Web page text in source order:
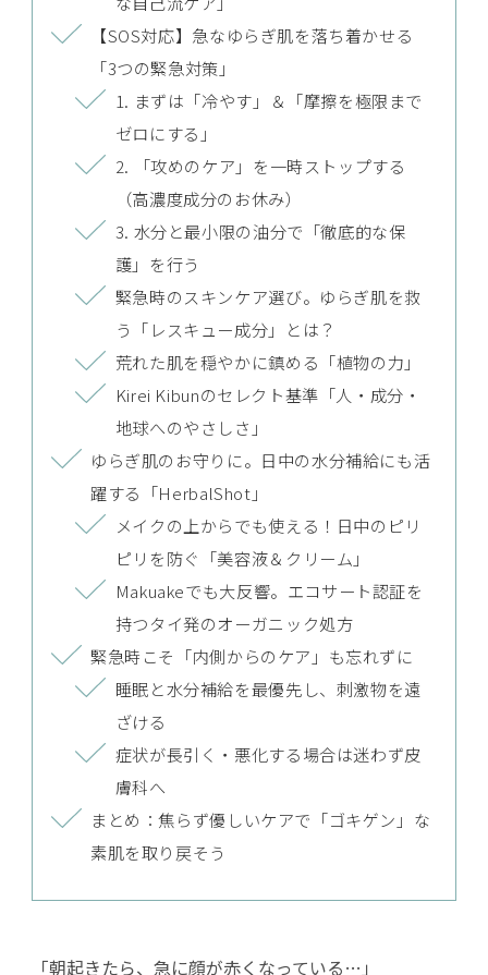
【SOS対応】急なゆらぎ肌を落ち着かせる
「3つの緊急対策」
1. まずは「冷やす」＆「摩擦を極限まで
ゼロにする」
2. 「攻めのケア」を一時ストップする
（高濃度成分のお休み）
3. 水分と最小限の油分で「徹底的な保
護」を行う
緊急時のスキンケア選び。ゆらぎ肌を救
う「レスキュー成分」とは？
荒れた肌を穏やかに鎮める「植物の力」
Kirei Kibunのセレクト基準「人・成分・
地球へのやさしさ」
ゆらぎ肌のお守りに。日中の水分補給にも活
躍する「HerbalShot」
メイクの上からでも使える！日中のピリ
ピリを防ぐ「美容液＆クリーム」
Makuakeでも大反響。エコサート認証を
持つタイ発のオーガニック処方
緊急時こそ「内側からのケア」も忘れずに
睡眠と水分補給を最優先し、刺激物を遠
ざける
症状が長引く・悪化する場合は迷わず皮
膚科へ
まとめ：焦らず優しいケアで「ゴキゲン」な
素肌を取り戻そう
「朝起きたら、急に顔が赤くなっている…」